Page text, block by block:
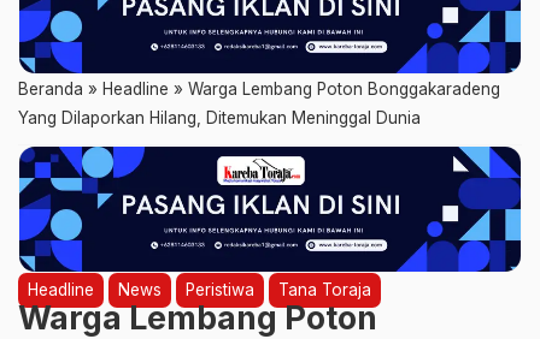
Beranda » Headline » Warga Lembang Poton Bonggakaradeng
Yang Dilaporkan Hilang, Ditemukan Meninggal Dunia
Headline News Peristiwa Tana Toraja
Warga Lembang Poton